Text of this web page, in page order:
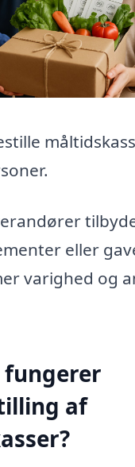
eller
varighed og
fungerer
af